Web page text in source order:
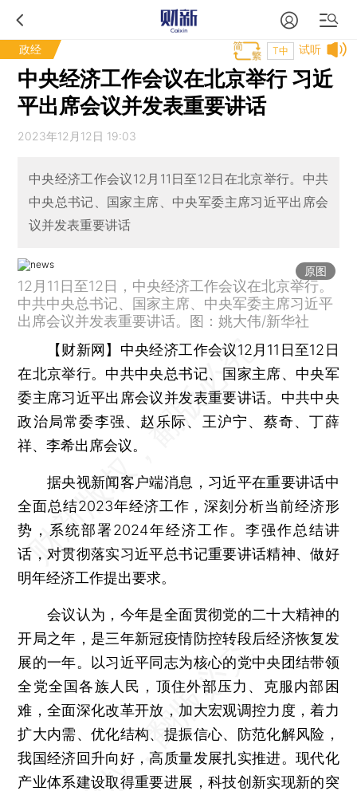
政经 试听
T中
中央经济工作会议在北京举行 习近
平出席会议并发表重要讲话
2023年12月12日 19:03
中央经济工作会议12月11日至12日在北京举行。中共
中央总书记、国家主席、中央军委主席习近平出席会
议并发表重要讲话
原图
12月11日至12日，中央经济工作会议在北京举行。
中共中央总书记、国家主席、中央军委主席习近平
出席会议并发表重要讲话。图：姚大伟/新华社
【财新网】 中央经济工作会议12月11日至12日
在北京举行。中共中央总书记、国家主席、中央军
委主席习近平出席会议并发表重要讲话。中共中央
政治局常委李强、赵乐际、王沪宁、蔡奇、丁薛
祥、李希出席会议。
据央视新闻客户端消息，习近平在重要讲话中
全面总结2023年经济工作，深刻分析当前经济形
势，系统部署2024年经济工作。李强作总结讲
话，对贯彻落实习近平总书记重要讲话精神、做好
明年经济工作提出要求。
会议认为，今年是全面贯彻党的二十大精神的
开局之年，是三年新冠疫情防控转段后经济恢复发
展的一年。以习近平同志为核心的党中央团结带领
全党全国各族人民，顶住外部压力、克服内部困
难，全面深化改革开放，加大宏观调控力度，着力
扩大内需、优化结构、提振信心、防范化解风险，
我国经济回升向好，高质量发展扎实推进。现代化
产业体系建设取得重要进展，科技创新实现新的突